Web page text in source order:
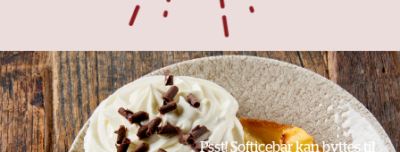
Psst! Softicebar kan byttes til